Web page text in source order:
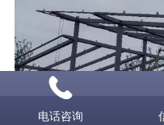
电话咨询